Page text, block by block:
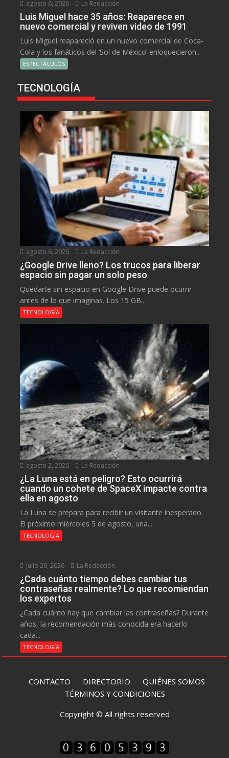
agosto 6, 2026 La Redacción
Luis Miguel hace 35 años: Reaparece en
nuevo comercial y reviven video de 1991
Luis Miguel reapareció en un nuevo comercial de Coca-
Cola y los fanáticos del ‘Sol de México’ enloquecieron...
ESPECTÁCULOS
TECNOLOGÍA
agosto 6, 2026 La Redacción
¿Google Drive lleno? Los trucos para liberar
espacio sin pagar un solo peso
Quedarte sin espacio en Google Drive puede ocurrir
antes de lo que imaginas. Los 15 GB...
TECNOLOGÍA
agosto 2, 2026 La Redacción
¿La Luna está en peligro? Esto ocurrirá
cuando un cohete de SpaceX impacte contra
ella en agosto
La Luna se prepara para recibir un visitante inesperado.
El próximo miércoles 5 de agosto, una...
TECNOLOGÍA
julio 29, 2026 La Redacción
¿Cada cuánto tiempo debes cambiar tus
contraseñas realmente? Lo que recomiendan
los expertos
¿Cada cuánto hay que cambiar las contraseñas? Durante
años, la recomendación más conocida era hacerlo
cada...
TECNOLOGÍA
CONTACTO DIRECTORIO QUIÉNES SOMOS
TÉRMINOS Y CONDICIONES
Copyright © All rights reserved